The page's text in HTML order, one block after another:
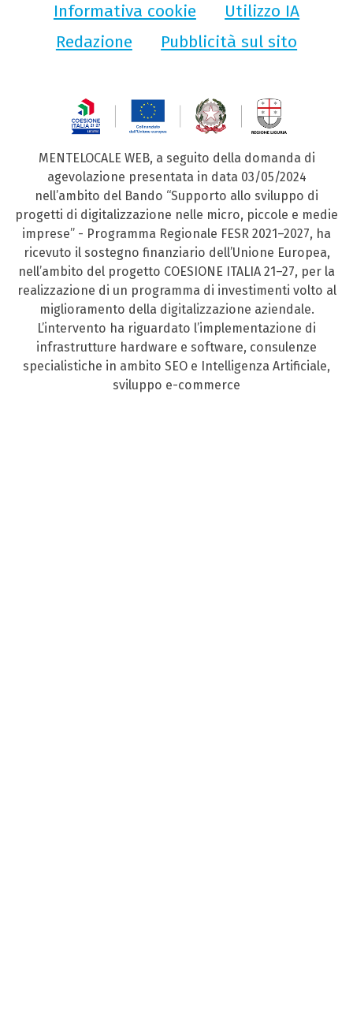
Informativa cookie
Utilizzo IA
Redazione
Pubblicità sul sito
MENTELOCALE WEB, a seguito della domanda di
agevolazione presentata in data 03/05/2024
nell’ambito del Bando “Supporto allo sviluppo di
progetti di digitalizzazione nelle micro, piccole e medie
imprese” - Programma Regionale FESR 2021–2027, ha
ricevuto il sostegno finanziario dell’Unione Europea,
nell’ambito del progetto COESIONE ITALIA 21–27, per la
realizzazione di un programma di investimenti volto al
miglioramento della digitalizzazione aziendale.
L’intervento ha riguardato l’implementazione di
infrastrutture hardware e software, consulenze
specialistiche in ambito SEO e Intelligenza Artificiale,
sviluppo e-commerce